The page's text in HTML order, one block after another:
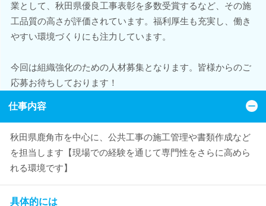
業として、秋田県優良工事表彰を多数受賞するなど、その施
工品質の高さが評価されています。福利厚生も充実し、働き
やすい環境づくりにも注力しています。
今回は組織強化のための人材募集となります。皆様からのご
応募お待ちしております！
仕事内容
秋田県鹿角市を中心に、公共工事の施工管理や書類作成など
を担当します【現場での経験を通じて専門性をさらに高めら
れる環境です】
具体的には